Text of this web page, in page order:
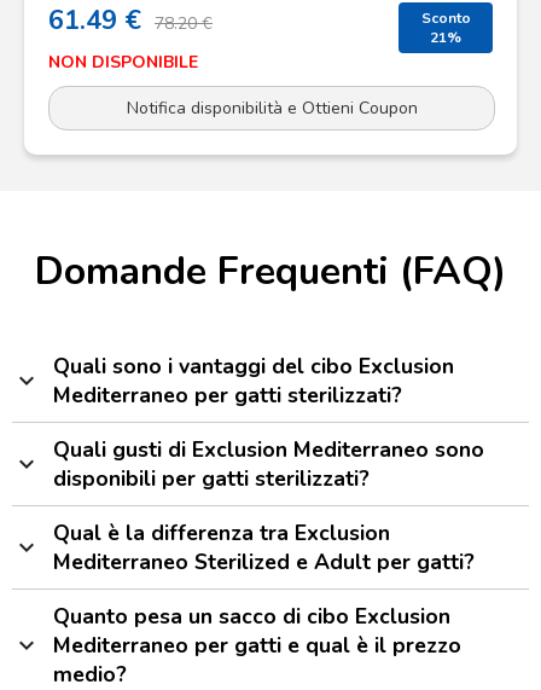
61.49 € 78.20 €
Sconto
21%
NON DISPONIBILE
Notifica disponibilità e Ottieni Coupon
Domande Frequenti (FAQ)
expand_more
Quali sono i vantaggi del cibo Exclusion
Mediterraneo per gatti sterilizzati?
expand_more
Quali gusti di Exclusion Mediterraneo sono
disponibili per gatti sterilizzati?
expand_more
Qual è la differenza tra Exclusion
Mediterraneo Sterilized e Adult per gatti?
expand_more
Quanto pesa un sacco di cibo Exclusion
Mediterraneo per gatti e qual è il prezzo
medio?